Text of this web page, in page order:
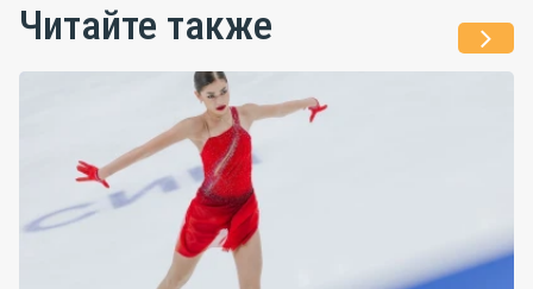
Читайте также